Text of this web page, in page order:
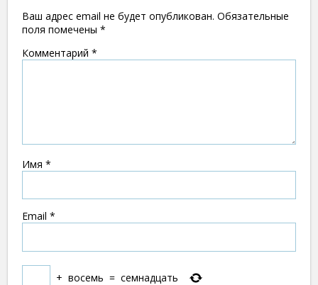
Ваш адрес email не будет опубликован. Обязательные
поля помечены *
Комментарий *
Имя *
Email *
+ восемь = семнадцать